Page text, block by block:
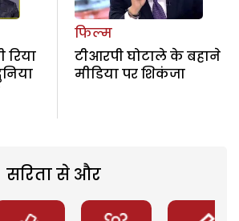
रिया
फिल्म
टीआरपी घोटाले के बहाने
मीडिया पर शिकंजा
सरिता से और